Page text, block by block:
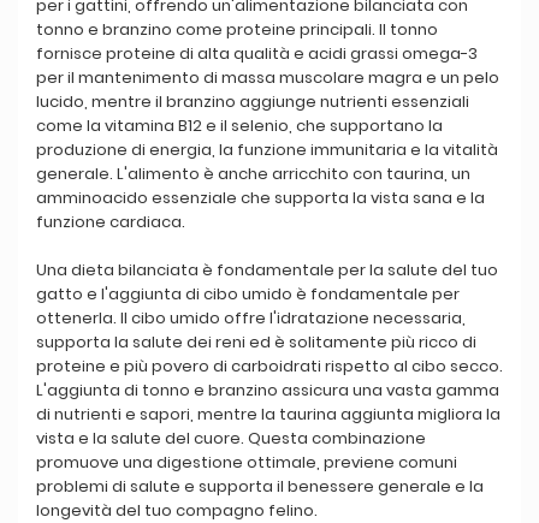
per i gattini, offrendo un'alimentazione bilanciata con
tonno e branzino come proteine principali. Il tonno
fornisce proteine di alta qualità e acidi grassi omega-3
per il mantenimento di massa muscolare magra e un pelo
lucido, mentre il branzino aggiunge nutrienti essenziali
come la vitamina B12 e il selenio, che supportano la
produzione di energia, la funzione immunitaria e la vitalità
generale. L'alimento è anche arricchito con taurina, un
amminoacido essenziale che supporta la vista sana e la
funzione cardiaca.
Una dieta bilanciata è fondamentale per la salute del tuo
gatto e l'aggiunta di cibo umido è fondamentale per
ottenerla. Il cibo umido offre l'idratazione necessaria,
supporta la salute dei reni ed è solitamente più ricco di
proteine e più povero di carboidrati rispetto al cibo secco.
L'aggiunta di tonno e branzino assicura una vasta gamma
di nutrienti e sapori, mentre la taurina aggiunta migliora la
vista e la salute del cuore. Questa combinazione
promuove una digestione ottimale, previene comuni
problemi di salute e supporta il benessere generale e la
longevità del tuo compagno felino.